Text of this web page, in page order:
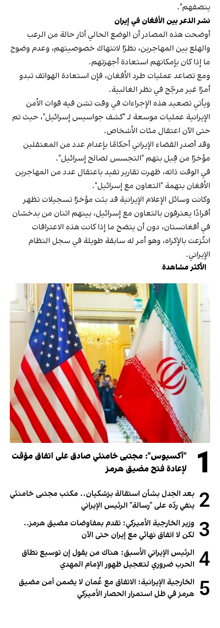
ينصفهم".
نشر الذعر بين الأفغان في إيران
أوضحت هذه المصادر أن الوضع الحالي أثار حالة من الرعب
والهلع بين المهاجرين، نظرًا لانتهاك خصوصيتهم، وعدم وضوح
ما إذا كان بإمكانهم استعادة أجهزتهم.
ومع تصاعد عمليات طرد الأفغان، فإن استعادة الهواتف تبدو
أمرًا غير مرجّح في نظر الغالبية.
ويأتي تصعيد هذه الإجراءات في وقت تشن فيه قوات الأمن
الإيرانية عمليات موسعة لـ "كشف جواسيس إسرائيل"، حيث تم
حتى الآن اعتقال مئات الأشخاص.
وقد أصدر القضاء الإيراني أحكامًا بإعدام عدد من المعتقلين
مؤخرًا من قِبل بتهم "التجسس لصالح إسرائيل".
في الوقت ذاته، ظهرت تقارير تفيد باعتقال عدد من المهاجرين
الأفغان بتهمة "التعاون مع إسرائيل".
وكانت وسائل الإعلام الإيرانية قد بثت مؤخرًا تسجيلات تظهر
أفرادًا يعترفون بالتعاون مع إسرائيل، بينهم اثنان من بدخشان
في أفغانستان، دون أن يتضح ما إذا كانت هذه الاعترافات
انتُزعت بالإكراه، وهو أمر له سابقة طويلة في سجل النظام
الإيراني.
الأكثر مشاهدة
1
"أكسيوس": مجتبى خامنئي صادق على اتفاق مؤقت
لإعادة فتح مضيق هرمز
2 بعد الجدل بشأن استقالة بزشكيان.. مكتب مجتبى خامنئي
ينفي ردّه على "رسالة" الرئيس الإيراني
3 وزير الخارجية الأميركي: تقدم بمفاوضات مضيق هرمز..
لكن لا اتفاق نهائي مع إيران حتى الآن
4 الرئيس الإيراني الأسبق: هناك من يقول إن توسيع نطاق
الحرب ضروري لتعجيل ظهور الإمام المهدي
5 الخارجية الإيرانية: الاتفاق مع عُمان لا يضمن أمن مضيق
هرمز في ظل استمرار الحصار الأميركي